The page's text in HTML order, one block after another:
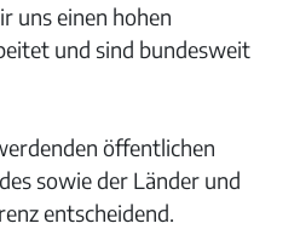
uns einen hohen
und sind bundesweit
öffentlichen
sowie der Länder und
entscheidend.